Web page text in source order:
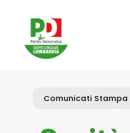
content
Comunicati Stampa